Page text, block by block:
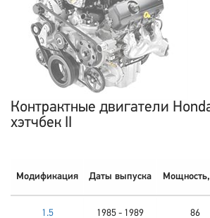
Контрактные двигатели
хэтчбек II
Модификация Даты выпуска
1.5 1985 - 1989 86